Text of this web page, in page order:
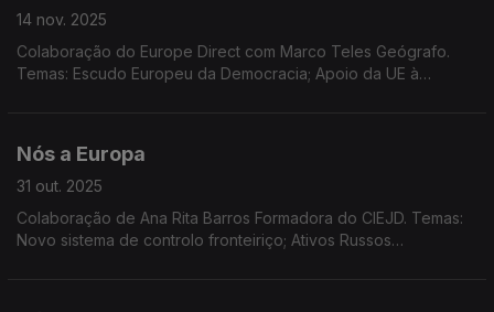
14 nov. 2025
Colaboração do Europe Direct com Marco Teles Geógrafo.
Temas: Escudo Europeu da Democracia; Apoio da UE à
Nós a Europa
31 out. 2025
Colaboração de Ana Rita Barros Formadora do CIEJD. Temas:
Novo sistema de controlo fronteiriço; Ativos Russos